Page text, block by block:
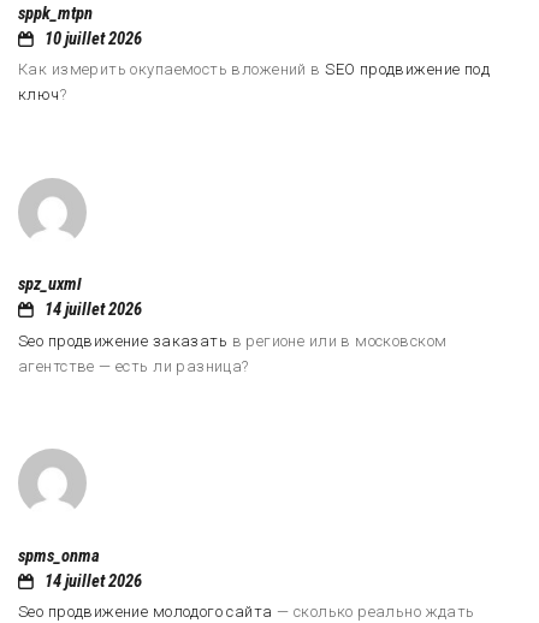
sppk_mtpn
10 juillet 2026
Как измерить окупаемость вложений вSEO продвижение под
ключ?
spz_uxml
14 juillet 2026
Seo продвижение заказать в регионе или в московском
агентстве — есть ли разница?
spms_onma
14 juillet 2026
Seo продвижение молодого сайта — сколько реально ждать